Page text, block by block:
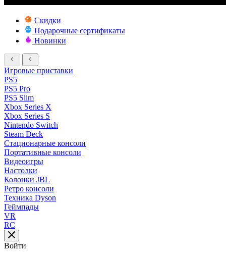
Скидки
Подарочные сертификаты
Новинки
Игровые приставки
PS5
PS5 Pro
PS5 Slim
Xbox Series X
Xbox Series S
Nintendo Switch
Steam Deck
Стационарные консоли
Портативные консоли
Видеоигры
Настолки
Колонки JBL
Ретро консоли
Техника Dyson
Геймпады
VR
RC
Войти